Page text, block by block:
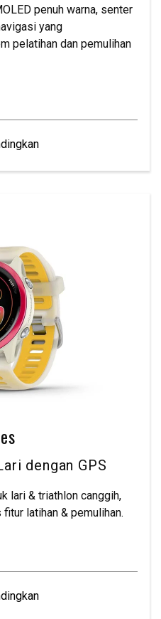
penuh warna, senter
yang
pelatihan dan pemulihan
dengan GPS
lari & triathlon canggih,
latihan & pemulihan.